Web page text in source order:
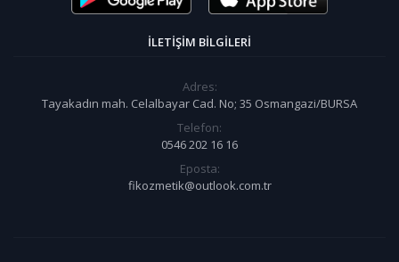
İLETIŞIM BILGILERI
Adres:
Tayakadın mah. Celalbayar Cad. No; 35 Osmangazi/BURSA
Telefon:
0546 202 16 16
Eposta:
fikozmetik@outlook.com.tr